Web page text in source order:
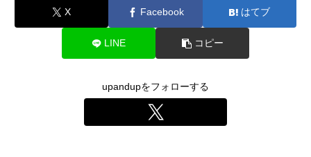
X Facebook はてブ
LINE コピー
upandupをフォローする